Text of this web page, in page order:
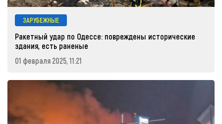
ЗАРУБЕЖНЫЕ
Ракетный удар по Одессе: повреждены исторические
здания, есть раненые
01 февраля 2025, 11:21